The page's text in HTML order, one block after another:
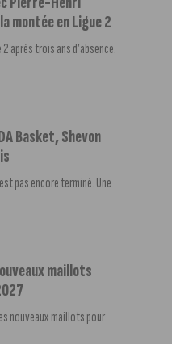
montée en Ligue 2
2 après trois ans d’absence.
Basket, Shevon
pas encore terminé. Une
maillots
nouveaux maillots pour